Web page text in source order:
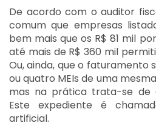
De acordo com o auditor
comum que empresas
bem mais que os R$ 81 mil
até mais de R$ 360 mil
Ou, ainda, que o faturamento
ou quatro MEIs de uma
mas na prática trata-se de
Este expediente é
artificial.